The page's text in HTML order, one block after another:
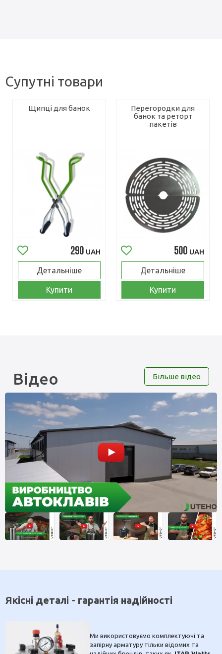
Супутні товари
Щипці для банок
290 UAH
Детальніше
Купити
Перегородки для
банок та реторт
пакетів
500 UAH
Детальніше
Купити
Відео Більше відео
Якісні деталі - гарантія надійності
Ми використовуємо комплектуючі та
запірну арматуру тільки відомих та